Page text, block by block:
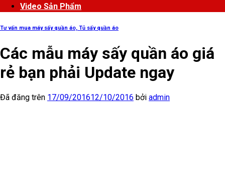
Video Sản Phẩm
Tư vấn mua máy sấy quần áo, Tủ sấy quần áo
Các mẫu máy sấy quần áo giá
rẻ bạn phải Update ngay
Đã đăng trên 17/09/201612/10/2016 bởi admin